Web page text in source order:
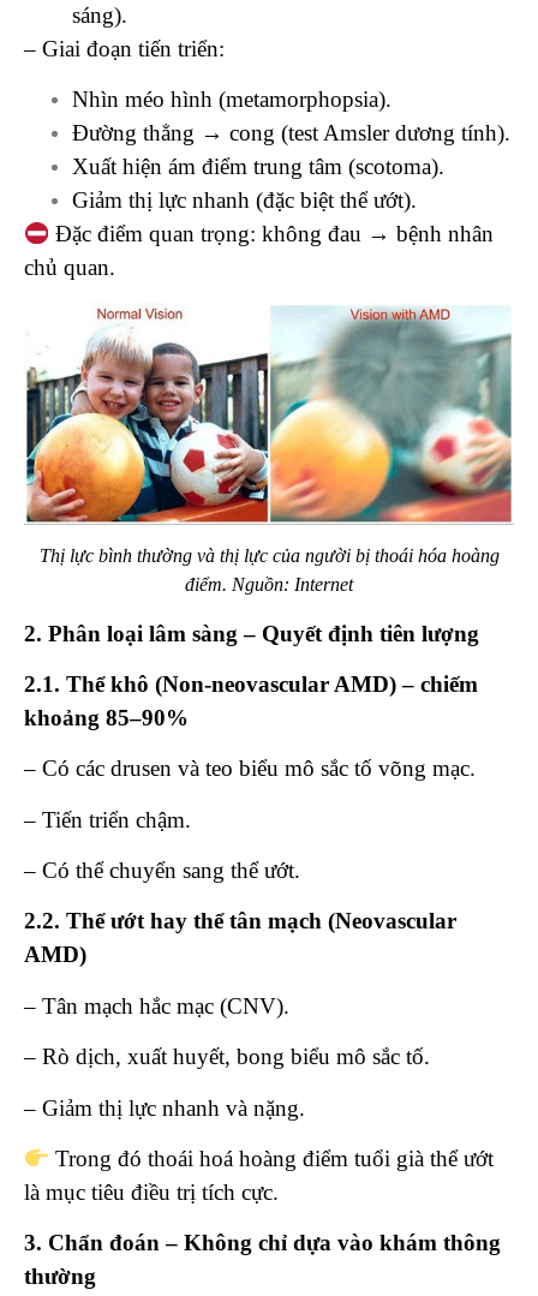
sáng).
– Giai đoạn tiến triển:
Nhìn méo hình (metamorphopsia).
Đường thẳng → cong (test Amsler dương tính).
Xuất hiện ám điểm trung tâm (scotoma).
Giảm thị lực nhanh (đặc biệt thể ướt).
Đặc điểm quan trọng: không đau → bệnh nhân
chủ quan.
Thị lực bình thường và thị lực của người bị thoái hóa hoàng
điểm. Nguồn: Internet
2. Phân loại lâm sàng – Quyết định tiên lượng
2.1. Thể khô (Non-neovascular AMD) – chiếm
khoảng 85–90%
– Có các drusen và teo biểu mô sắc tố võng mạc.
– Tiến triển chậm.
– Có thể chuyển sang thể ướt.
2.2. Thể ướt hay thể tân mạch (Neovascular
AMD)
– Tân mạch hắc mạc (CNV).
– Rò dịch, xuất huyết, bong biểu mô sắc tố.
– Giảm thị lực nhanh và nặng.
Trong đó thoái hoá hoàng điểm tuổi già thể ướt
là mục tiêu điều trị tích cực.
3. Chẩn đoán – Không chỉ dựa vào khám thông
thường